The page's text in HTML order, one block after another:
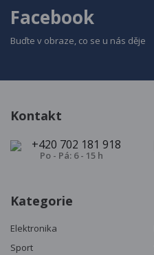
Facebook
Buďte v obraze, co se u nás děje
Kontakt
+420 702 181 918
Po - Pá: 6 - 15 h
Kategorie
Elektronika
Sport